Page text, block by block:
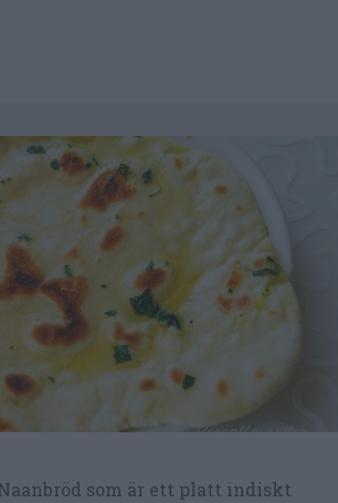
som är ett platt indiskt